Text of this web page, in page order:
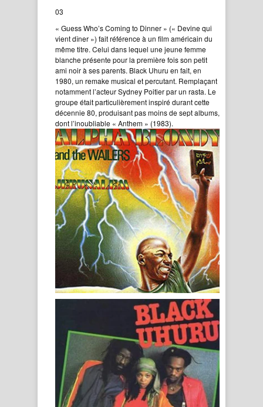
03
« Guess Who’s Coming to Dinner » (« Devine qui
vient dîner ») fait référence à un film américain du
même titre. Celui dans lequel une jeune femme
blanche présente pour la première fois son petit
ami noir à ses parents. Black Uhuru en fait, en
1980, un remake musical et percutant. Remplaçant
notamment l’acteur Sydney Poitier par un rasta. Le
groupe était particulièrement inspiré durant cette
décennie 80, produisant pas moins de sept albums,
dont l’inoubliable « Anthem » (1983).